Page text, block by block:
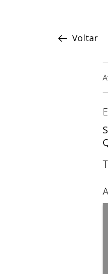
Voltar